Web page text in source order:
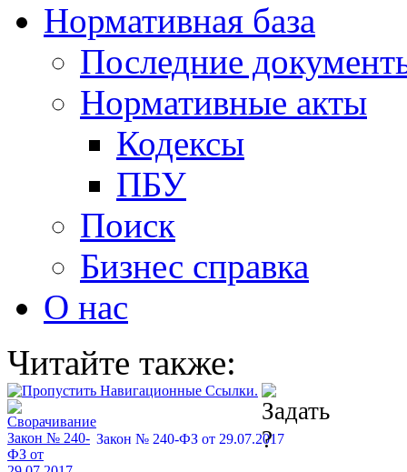
Нормативная база
Последние
Нормативные акты
Кодексы
ПБУ
Поиск
Бизнес справка
О нас
Читайте также:
Закон № 240-ФЗ от 29.07.2017